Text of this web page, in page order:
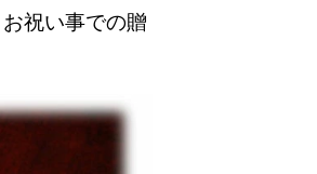
祝い事での贈